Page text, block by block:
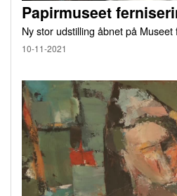
Papirmuseet
Ny stor udstilling åbnet på
10-11-2021